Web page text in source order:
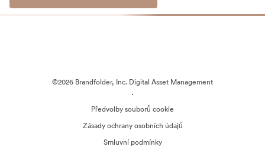
©2026 Brandfolder, Inc. Digital Asset Management
·
Předvolby souborů cookie
Zásady ochrany osobních údajů
Smluvní podmínky